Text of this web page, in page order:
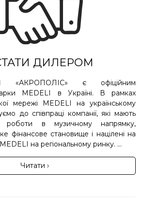
ДИЛЕРОМ
«АКРОПОЛІС» є офіційним
MEDELI в Україні. В рамках
мережі MEDELI на українському
до співпраці компанії, які мають
роботи в музичному напрямку,
фінансове становище і націлені на
на регіональному ринку. ...
Читати ›